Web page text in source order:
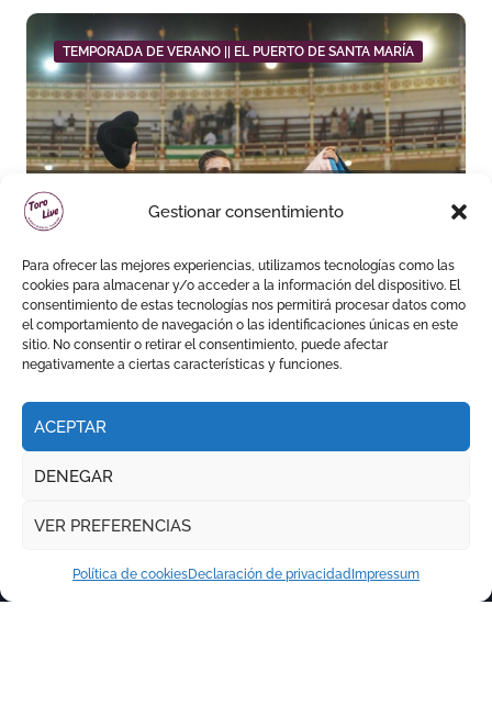
Gestionar consentimiento
Para ofrecer las mejores experiencias, utilizamos tecnologías como las
cookies para almacenar y/o acceder a la información del dispositivo. El
consentimiento de estas tecnologías nos permitirá procesar datos como
el comportamiento de navegación o las identificaciones únicas en este
sitio. No consentir o retirar el consentimiento, puede afectar
negativamente a ciertas características y funciones.
ACEPTAR
DENEGAR
VER PREFERENCIAS
Política de cookiesDeclaración de privacidad Impressum
TEMPORADA DE VERANO || EL PUERTO DE SANTA MARÍA
Daniel Crespo reivindica su
sitio con una gran faena y dos
orejas